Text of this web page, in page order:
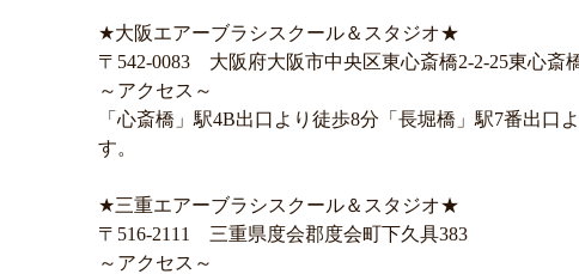
★大阪エアーブラシスクール＆スタジオ★
〒542-0083 大阪府大阪市中央区東心斎橋2-2-25東心斎
～アクセス～
「心斎橋」駅4B出口より徒歩8分「長堀橋」駅7番出
す。
★三重エアーブラシスクール＆スタジオ★
〒516-2111 三重県度会郡度会町下久具383
～アクセス～